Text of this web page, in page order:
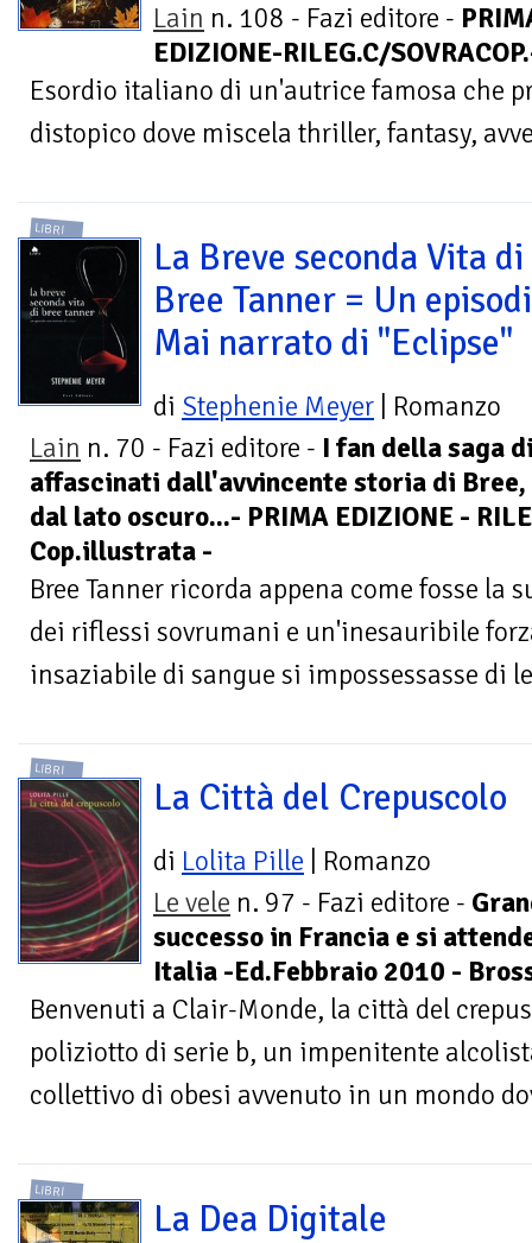
Lain n. 108 - Fazi editore -
EDIZIONE-RILEG.C/
Esordio italiano di un'autrice famosa che
distopico dove miscela thriller, fantasy,
LIBRI
La Breve seconda Vita di
Bree Tanner = Un
Mai narrato di "Eclipse"
di Stephenie Meyer | Romanzo
Lain n. 70 - Fazi editore - I fan della saga
affascinati dall'avvincente storia di Bree,
dal lato oscuro...- PRIMA EDIZIONE -
Cop.illustrata -
Bree Tanner ricorda appena come fosse la
dei riflessi sovrumani e un'inesauribile
insaziabile di sangue si impossessasse di
LIBRI
La Città del Crepuscolo
di Lolita Pille | Romanzo
Le vele n. 97 - Fazi editore -
successo in Francia e si
Italia -Ed.Febbraio 2010 -
Benvenuti a Clair-Monde, la città del
poliziotto di serie b, un impenitente
collettivo di obesi avvenuto in un mondo
LIBRI
La Dea Digitale